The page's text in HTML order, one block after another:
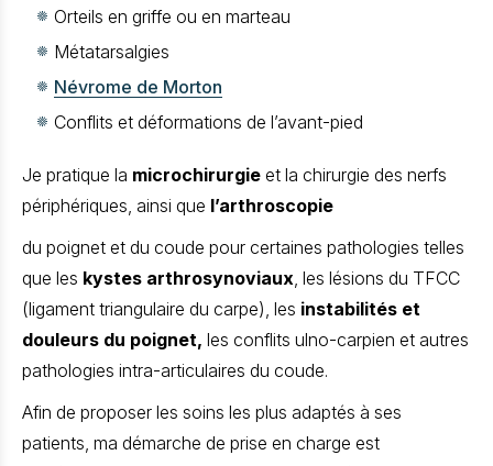
Orteils en griffe ou en marteau
Métatarsalgies
Névrome de Morton
Conflits et déformations de l’avant-pied
Je pratique la microchirurgie et la chirurgie des nerfs
périphériques, ainsi que l’arthroscopie
du poignet et du coude pour certaines pathologies telles
que les kystes arthrosynoviaux, les lésions du TFCC
(ligament triangulaire du carpe), les instabilités et
douleurs du poignet, les conflits ulno-carpien et autres
pathologies intra-articulaires du coude.
Afin de proposer les soins les plus adaptés à ses
patients, ma démarche de prise en charge est